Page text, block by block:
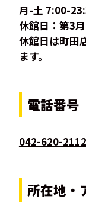
月-土 7:00-
休館日：第3
休館日は町田
ます。
電話番号
042-620-2112
所在地・